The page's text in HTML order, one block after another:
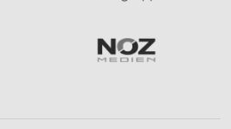
von Inhalten
durch Statistiken oder
aus verschiedenen